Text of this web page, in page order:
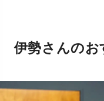
伊勢さんのお